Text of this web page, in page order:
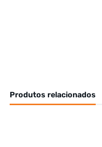
Produtos relacionados